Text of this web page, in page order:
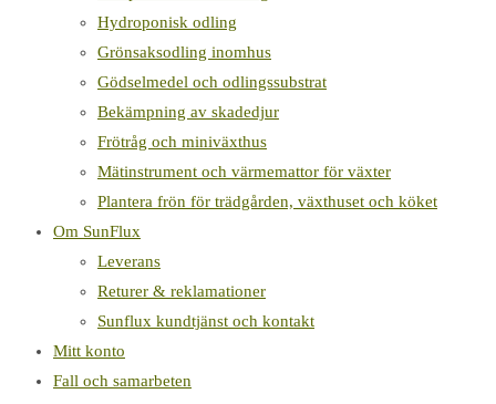
Hydroponisk odling
Grönsaksodling inomhus
Gödselmedel och odlingssubstrat
Bekämpning av skadedjur
Frötråg och miniväxthus
Mätinstrument och värmemattor för växter
Plantera frön för trädgården, växthuset och köket
Om SunFlux
Leverans
Returer & reklamationer
Sunflux kundtjänst och kontakt
Mitt konto
Fall och samarbeten